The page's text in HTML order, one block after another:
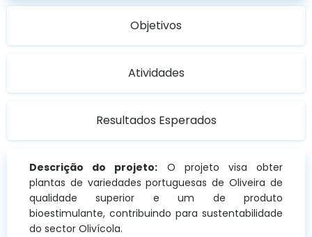
Objetivos
Atividades
Resultados Esperados
Descrição do projeto: O projeto visa obter
plantas de variedades portuguesas de Oliveira de
qualidade superior e um de produto
bioestimulante, contribuindo para sustentabilidade
do sector Olivícola.